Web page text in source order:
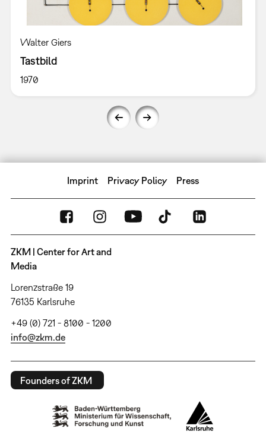
Walter Giers
Tastbild
1970
Imprint Privacy Policy Press
ZKM | Center for Art and
Media
Lorenzstraße 19
76135 Karlsruhe
+49 (0) 721 - 8100 - 1200
info@zkm.de
Founders of ZKM